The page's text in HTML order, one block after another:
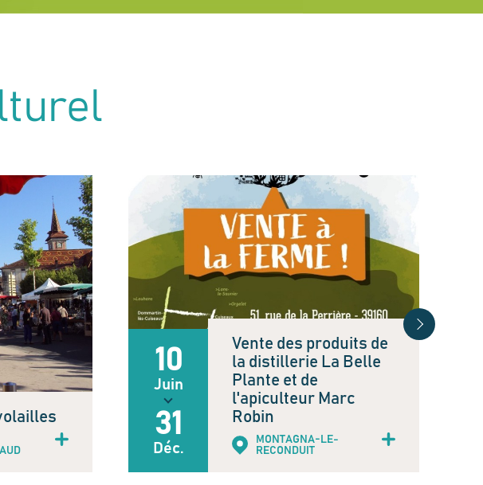
10
Juin
31
Déc.
Vente des produits de
la distillerie La Belle
Plante et de
l'apiculteur Marc
Robin
MONTAGNA-LE-
RECONDUIT